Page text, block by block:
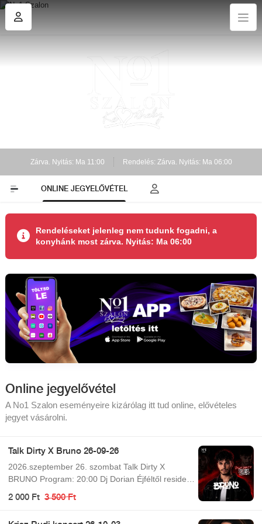
Zárva. Nyitás: Ma 11:00 Rendelés: Zárva. Nyitás: Ma 06:00
ONLINE JEGYELŐVÉTEL
Rendeléseket jelenleg nem tudunk fogadni, a
konyhánk most zárva. Nyitás: Ma 06:00
Online jegyelővétel
A No1 Szalon eseményeire kizárólag itt tud online, elővételes
jegyet vásárolni.
Talk Dirty X Bruno 26-09-26
2026.szeptember 26. szombat Talk Dirty X
BRUNO Program: 20:00 Dj Dorian Éjféltől resident
dj 01:30 Bruno 02:00 Resident djs Egész éjjel
2 000 Ft 3 500 Ft